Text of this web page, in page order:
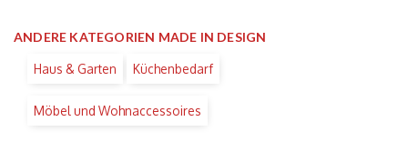
ANDERE KATEGORIEN MADE IN DESIGN
Haus & Garten Küchenbedarf
Möbel und Wohnaccessoires